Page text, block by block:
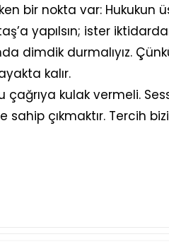
bir nokta var: Hukukun
yapılsın; ister
dimdik durmalıyız.
kalır.
kulak vermeli.
sahip çıkmaktır. Tercih